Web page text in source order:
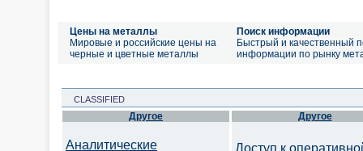
Цены на металлы
Мировые и российские цены на
черные и цветные металлы
Поиск информации
Быстрый и качественный
информации по рынку
CLASSIFIED
Другое
Аналитические
Другое
Доступ к